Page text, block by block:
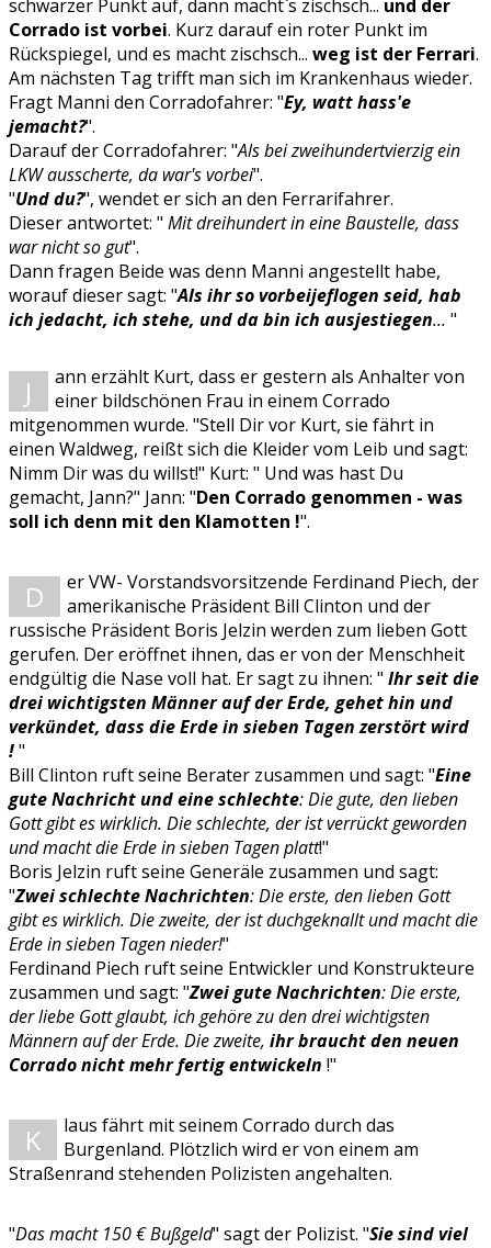
schwarzer Punkt auf, dann macht`s zischsch... und der
Corrado ist vorbei. Kurz darauf ein roter Punkt im
Rückspiegel, und es macht zischsch... weg ist der Ferrari.
Am nächsten Tag trifft man sich im Krankenhaus wieder.
Fragt Manni den Corradofahrer: "Ey, watt hass'e
jemacht?".
Darauf der Corradofahrer: "Als bei zweihundertvierzig ein
LKW ausscherte, da war's vorbei".
"Und du?", wendet er sich an den Ferrarifahrer.
Dieser antwortet: " Mit dreihundert in eine Baustelle, dass
war nicht so gut".
Dann fragen Beide was denn Manni angestellt habe,
worauf dieser sagt: "Als ihr so vorbeijeflogen seid, hab
ich jedacht, ich stehe, und da bin ich ausjestiegen... "
J
ann erzählt Kurt, dass er gestern als Anhalter von
einer bildschönen Frau in einem Corrado
mitgenommen wurde. "Stell Dir vor Kurt, sie fährt in
einen Waldweg, reißt sich die Kleider vom Leib und sagt:
Nimm Dir was du willst!" Kurt: " Und was hast Du
gemacht, Jann?" Jann: "Den Corrado genommen - was
soll ich denn mit den Klamotten !".
D
er VW- Vorstandsvorsitzende Ferdinand Piech, der
amerikanische Präsident Bill Clinton und der
russische Präsident Boris Jelzin werden zum lieben Gott
gerufen. Der eröffnet ihnen, das er von der Menschheit
endgültig die Nase voll hat. Er sagt zu ihnen: " Ihr seit die
drei wichtigsten Männer auf der Erde, gehet hin und
verkündet, dass die Erde in sieben Tagen zerstört wird
!"
Bill Clinton ruft seine Berater zusammen und sagt: "Eine
gute Nachricht und eine schlechte: Die gute, den lieben
Gott gibt es wirklich. Die schlechte, der ist verrückt geworden
und macht die Erde in sieben Tagen platt!"
Boris Jelzin ruft seine Generäle zusammen und sagt:
"Zwei schlechte Nachrichten: Die erste, den lieben Gott
gibt es wirklich. Die zweite, der ist duchgeknallt und macht die
Erde in sieben Tagen nieder!"
Ferdinand Piech ruft seine Entwickler und Konstrukteure
zusammen und sagt: "Zwei gute Nachrichten: Die erste,
der liebe Gott glaubt, ich gehöre zu den drei wichtigsten
Männern auf der Erde. Die zweite, ihr braucht den neuen
Corrado nicht mehr fertig entwickeln !"
K
laus fährt mit seinem Corrado durch das
Burgenland. Plötzlich wird er von einem am
Straßenrand stehenden Polizisten angehalten.
"Das macht 150 € Bußgeld" sagt der Polizist. "Sie sind viel